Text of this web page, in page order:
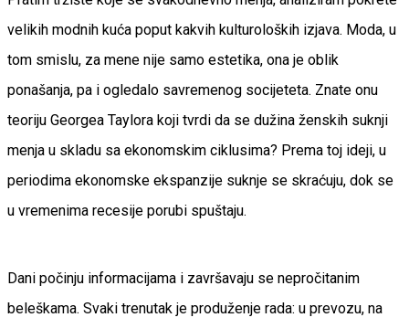
velikih modnih kuća poput kakvih kulturoloških izjava. Moda, u
tom smislu, za mene nije samo estetika, ona je oblik
ponašanja, pa i ogledalo savremenog socijeteta. Znate onu
teoriju Georgea Taylora koji tvrdi da se dužina ženskih suknji
menja u skladu sa ekonomskim ciklusima? Prema toj ideji, u
periodima ekonomske ekspanzije suknje se skraćuju, dok se
u vremenima recesije porubi spuštaju.
Dani počinju informacijama i završavaju se nepročitanim
beleškama. Svaki trenutak je produženje rada: u prevozu, na